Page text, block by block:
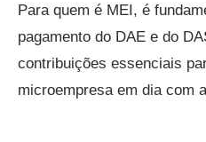
Para quem é MEI, é
pagamento do DAE e do
contribuições essenciais
microempresa em dia com